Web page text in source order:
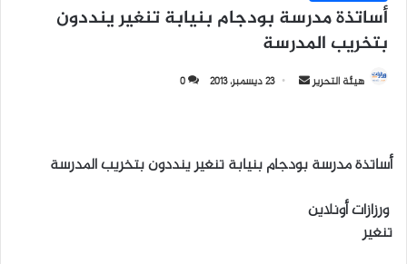
أساتذة مدرسة بودجام بنيابة تنغير ينددون
بتخريب المدرسة
هيئة التحرير
ب
23 ديسمبر، 2013 0
أساتذة مدرسة بودجام بنيابة تنغير ينددون بتخريب المدرسة
ورزازات أونلاين
تنغير